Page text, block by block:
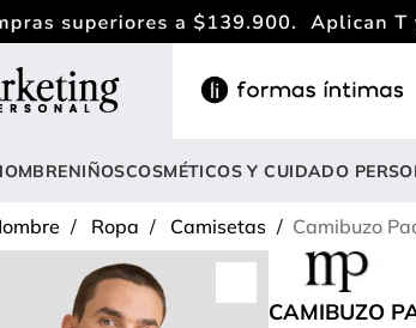
NIÑOSCOSMÉTICOS Y CUIDADO
Ropa Camisetas Camibuzo
CAMIBUZO